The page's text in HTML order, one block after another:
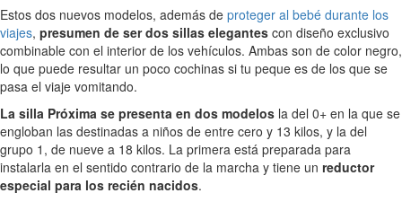
Estos dos nuevos modelos, además de proteger al bebé durante los
viajes, presumen de ser dos sillas elegantes con diseño exclusivo
combinable con el interior de los vehículos. Ambas son de color negro,
lo que puede resultar un poco cochinas si tu peque es de los que se
pasa el viaje vomitando.
La silla Próxima se presenta en dos modelos la del 0+ en la que se
engloban las destinadas a niños de entre cero y 13 kilos, y la del
grupo 1, de nueve a 18 kilos. La primera está preparada para
instalarla en el sentido contrario de la marcha y tiene un reductor
especial para los recién nacidos.